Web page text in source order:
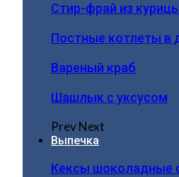
Стир-фрай из
Постные котлеты в
Вареный краб
Шашлык с уксусом
PrevNext
Выпечка
Кексы шоколадные